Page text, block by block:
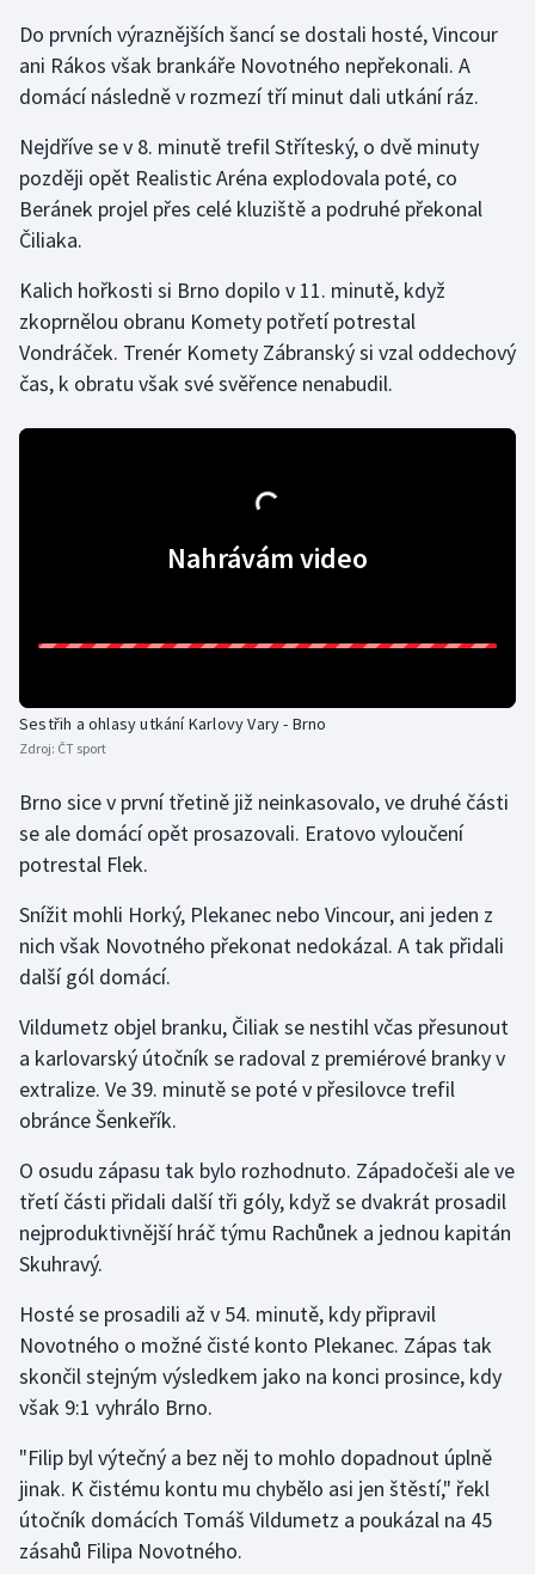
Gymnastika
Házená
Jezdectví
Judo
Krasobruslení
Lezení
Lyže a snowboard
Moderní pětiboj
Plavání
Plážový volejbal
Rychlobruslení
Short track
Stolní tenis
Triatlon
Veslování
Vodní slalom
Ostatní
Do prvních výraznějších šancí se dostali hosté, Vincour
ani Rákos však brankáře Novotného nepřekonali. A
domácí následně v rozmezí tří minut dali utkání ráz.
Nejdříve se v 8. minutě trefil Stříteský, o dvě minuty
později opět Realistic Aréna explodovala poté, co
Beránek projel přes celé kluziště a podruhé překonal
Čiliaka.
Kalich hořkosti si Brno dopilo v 11. minutě, když
zkoprnělou obranu Komety potřetí potrestal
Vondráček. Trenér Komety Zábranský si vzal oddechový
čas, k obratu však své svěřence nenabudil.
Nahrávám video
Sestřih a ohlasy utkání Karlovy Vary - Brno
Zdroj: ČT sport
Brno sice v první třetině již neinkasovalo, ve druhé části
se ale domácí opět prosazovali. Eratovo vyloučení
potrestal Flek.
Snížit mohli Horký, Plekanec nebo Vincour, ani jeden z
nich však Novotného překonat nedokázal. A tak přidali
další gól domácí.
Vildumetz objel branku, Čiliak se nestihl včas přesunout
a karlovarský útočník se radoval z premiérové branky v
extralize. Ve 39. minutě se poté v přesilovce trefil
obránce Šenkeřík.
O osudu zápasu tak bylo rozhodnuto. Západočeši ale ve
třetí části přidali další tři góly, když se dvakrát prosadil
nejproduktivnější hráč týmu Rachůnek a jednou kapitán
Skuhravý.
Hosté se prosadili až v 54. minutě, kdy připravil
Novotného o možné čisté konto Plekanec. Zápas tak
skončil stejným výsledkem jako na konci prosince, kdy
však 9:1 vyhrálo Brno.
"Filip byl výtečný a bez něj to mohlo dopadnout úplně
jinak. K čistému kontu mu chybělo asi jen štěstí," řekl
útočník domácích Tomáš Vildumetz a poukázal na 45
zásahů Filipa Novotného.